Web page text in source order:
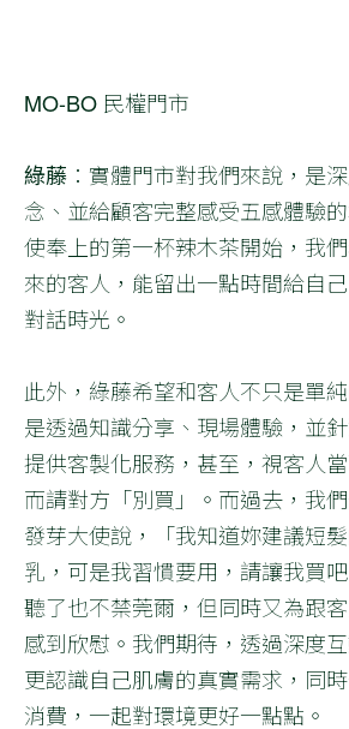
MO-BO 民權門市
綠藤 ：實體門市對我們來說，是
念、並給顧客完整感受五感體驗
使奉上的第一杯辣木茶開始，我
來的客人，能留出一點時間給自
對話時光。
此外，綠藤希望和客人不只是單
是透過知識分享、現場體驗，並
提供客製化服務，甚至，視客人
而請對方「別買」。而過去，我
發芽大使說，「我知道妳建議短
乳，可是我習慣要用，請讓我買
聽了也不禁莞爾，但同時又為跟
感到欣慰。我們期待，透過深度
更認識自己肌膚的真實需求，同
消費，一起對環境更好一點點。